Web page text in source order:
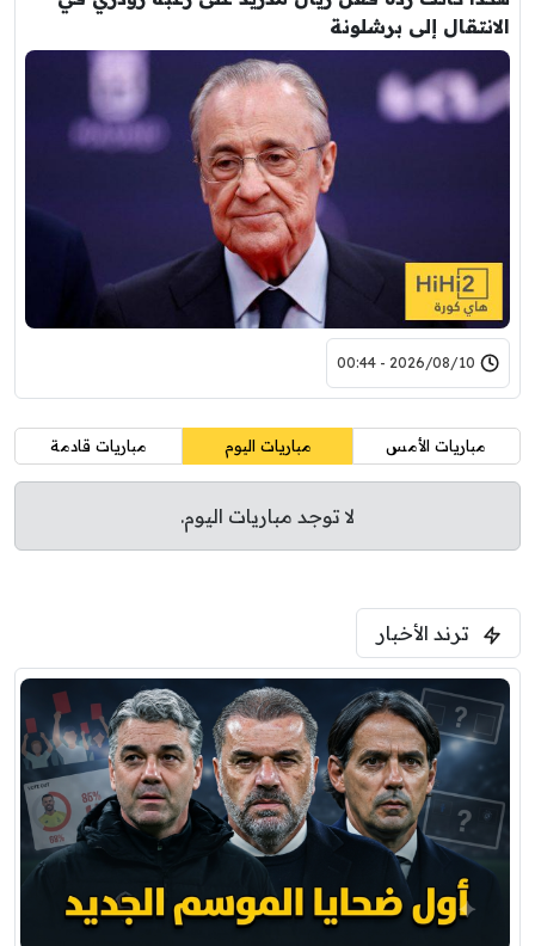
الانتقال إلى برشلونة
2026/08/10 - 00:44
مباريات الأمس مباريات اليوم مباريات قادمة
لا توجد مباريات اليوم.
ترند الأخبار